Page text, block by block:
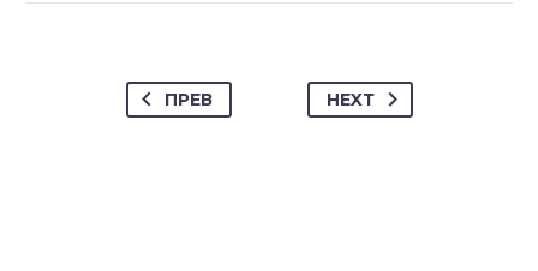
ПРЕВ НЕXТ